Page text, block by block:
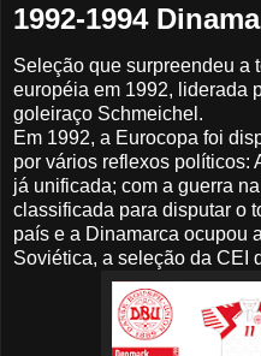
1992-1994
Seleção que surpreendeu a
européia em 1992, liderada
goleiraço Schmeichel.
Em 1992, a Eurocopa foi
por vários reflexos políticos:
já unificada; com a guerra
classificada para disputar o
país e a Dinamarca ocupou
Soviética, a seleção da CEI